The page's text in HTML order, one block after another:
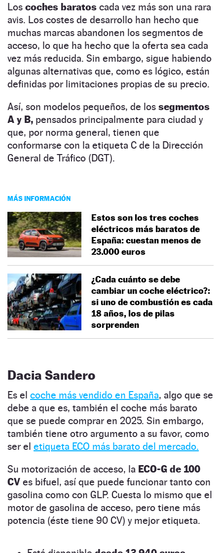
Los coches baratos cada vez más son una rara
avis. Los costes de desarrollo han hecho que
muchas marcas abandonen los segmentos de
acceso, lo que ha hecho que la oferta sea cada
vez más reducida. Sin embargo, sigue habiendo
algunas alternativas que, como es lógico, están
definidas por limitaciones propias de su precio.
Así, son modelos pequeños, de los segmentos
A y B, pensados principalmente para ciudad y
que, por norma general, tienen que
conformarse con la etiqueta C de la Dirección
General de Tráfico (DGT).
MÁS INFORMACIÓN
Estos son los tres coches
eléctricos más baratos de
España: cuestan menos de
23.000 euros
¿Cada cuánto se debe
cambiar un coche eléctrico?:
si uno de combustión es cada
18 años, los de pilas
sorprenden
Dacia Sandero
Es el coche más vendido en España, algo que se
debe a que es, también el coche más barato
que se puede comprar en 2025. Sin embargo,
también tiene otro argumento a su favor, como
ser el etiqueta ECO más barato del mercado.
Su motorización de acceso, la ECO-G de 100
CV es bifuel, así que puede funcionar tanto con
gasolina como con GLP. Cuesta lo mismo que el
motor de gasolina de acceso, pero tiene más
potencia (éste tiene 90 CV) y mejor etiqueta.